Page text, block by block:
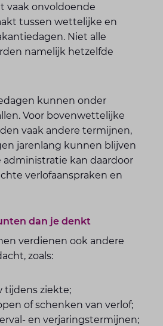
vaak onvoldoende
tussen wettelijke en
Niet alle
namelijk hetzelfde
kunnen onder
Voor bovenwettelijke
vaak andere termijnen,
jarenlang kunnen blijven
administratie kan daardoor
verlofaanspraken en
dan je denkt
verdienen ook andere
zoals:
tijdens ziekte;
of schenken van verlof;
en verjaringstermijnen;